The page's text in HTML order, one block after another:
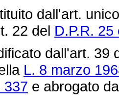
dall'art.
22 del D.P.R.
dall'art. 39
L. 8 marzo
337 e abrogato